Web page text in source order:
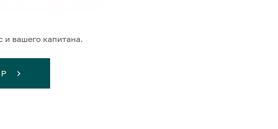
и вашего капитана.